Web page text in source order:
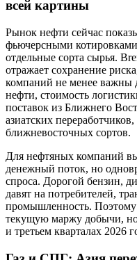
всей картины
Рынок нефти сейчас
фьючерсными
отдельные сорта сырья.
отражает сохранение
компаний не менее важны
нефти, стоимость
поставок из Ближнего
азиатских
ближневосточных сортов.
Для нефтяных компаний
денежный поток, но
спроса. Дорогой бензин,
давят на потребителей,
промышленность.
текущую маржу добычи, но
и третьем кварталах 2026